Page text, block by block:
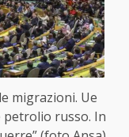
migrazioni. Ue
petrolio russo. In